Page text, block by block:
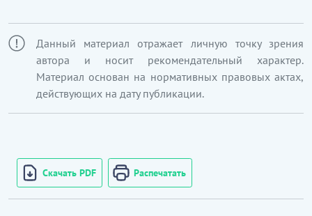
Данный материал отражает личную точку зрения
автора и носит рекомендательный характер.
Материал основан на нормативных правовых актах,
действующих на дату публикации.
Скачать PDF Распечатать